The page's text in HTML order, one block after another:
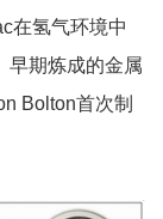
在氢气环境中
早期炼成的金属
Bolton首次制